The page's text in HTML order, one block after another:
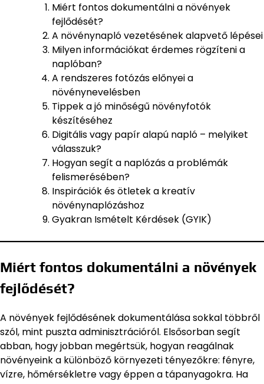
Miért fontos dokumentálni a növények
fejlődését?
A növénynapló vezetésének alapvető lépései
Milyen információkat érdemes rögzíteni a
naplóban?
A rendszeres fotózás előnyei a
növénynevelésben
Tippek a jó minőségű növényfotók
készítéséhez
Digitális vagy papír alapú napló – melyiket
válasszuk?
Hogyan segít a naplózás a problémák
felismerésében?
Inspirációk és ötletek a kreatív
növénynaplózáshoz
Gyakran Ismételt Kérdések (GYIK)
Miért fontos dokumentálni a növények
fejlődését?
A növények fejlődésének dokumentálása sokkal többről
szól, mint puszta adminisztrációról. Elsősorban segít
abban, hogy jobban megértsük, hogyan reagálnak
növényeink a különböző környezeti tényezőkre: fényre,
vízre, hőmérsékletre vagy éppen a tápanyagokra. Ha